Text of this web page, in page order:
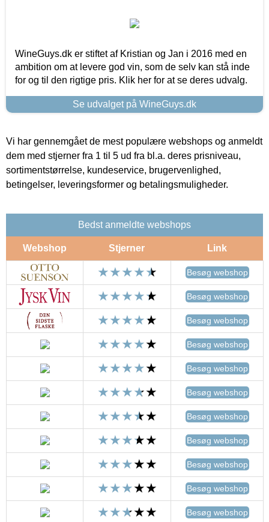
WineGuys.dk er stiftet af Kristian og Jan i 2016 med en
ambition om at levere god vin, som de selv kan stå inde
for og til den rigtige pris. Klik her for at se deres udvalg.
Se udvalget på WineGuys.dk
Vi har gennemgået de mest populære webshops og anmeldt
dem med stjerner fra 1 til 5 ud fra bl.a. deres prisniveau,
sortimentstørrelse, kundeservice, brugervenlighed,
betingelser, leveringsformer og betalingsmuligheder.
Bedst anmeldte webshops
Webshop Stjerner Link
Besøg webshop
Besøg webshop
Besøg webshop
Besøg webshop
Besøg webshop
Besøg webshop
Besøg webshop
Besøg webshop
Besøg webshop
Besøg webshop
Besøg webshop